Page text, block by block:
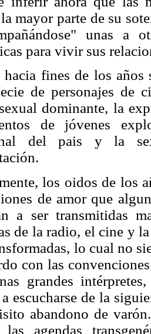
mayor parte de su
unas a
para vivir sus
hacia fines de los años
de personajes de
dominante, la
de jóvenes
del pais y la
los oidos de los
de amor que
a ser transmitidas
de la radio, el cine y
lo cual no
con las
grandes
a escucharse de la
abandono de
agendas